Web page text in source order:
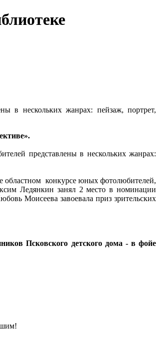
в нескольких жанрах: пейзаж, портрет,
представлены в нескольких жанрах:
конкурсе юных фотолюбителей,
Ледянкин занял 2 место в номинации
Моисеева завоевала приз зрительских
Псковского детского дома - в фойе